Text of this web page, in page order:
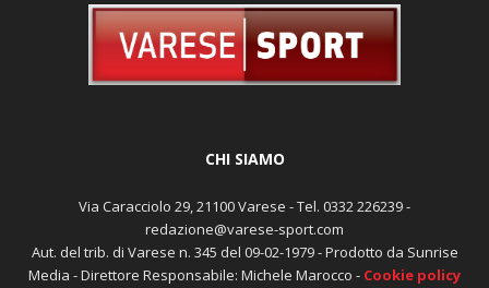
CHI SIAMO
Via Caracciolo 29, 21100 Varese - Tel. 0332 226239 -
redazione@varese-sport.com
Aut. del trib. di Varese n. 345 del 09-02-1979 - Prodotto da Sunrise
Media - Direttore Responsabile: Michele Marocco - Cookie policy